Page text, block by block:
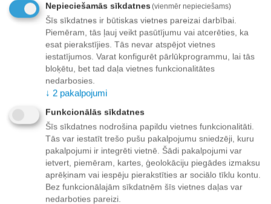
Apraksts
Leonardo Kitten GF 7,5 kg
Kaķenem līdz viena gada vecumam. Arī barojošam un grūsnām
kaķienem.
Sastāvs : Svaigā mājputnu gaļa 30%, mājputnu gaļas proteīns
pazeminātu pelnu saturu, žavēts 24% , amarants 40%,
kartupeļu ciete, putnugaļas tauki, zirņu milti, makreļu gaļa
5%,mājputnu aknas, hidrolizētas, jūras zooplanktons, drupinātas
(krila) 2,5%,alus raugs, žāvētas 2,5%,zivju milti no jūras zivis,
olas,žāvētas , cia seklas 1,3% Drupināti ceratonijas augļi,
žāvēts, kālija hlorīds, cigorinu inulīns.
Nepieciešamās sīkdatnes (vienmēr nepieciešams)
Šīs sīkdatnes ir būtiskas vietnes pareizai darbībai.
Piemēram, tās ļauj veikt pasūtījumu vai atcerēties, ka
esat pierakstījies. Tās nevar atspējot vietnes
iestatījumos. Varat konfigurēt pārlūkprogrammu, lai tās
bloķētu, bet tad daļa vietnes funkcionalitātes
nedarbosies.
↓ 2 pakalpojumi
Funkcionālās sīkdatnes
Šīs sīkdatnes nodrošina papildu vietnes funkcionalitāti.
Tās var iestatīt trešo pušu pakalpojumu sniedzēji, kuru
pakalpojumi ir integrēti vietnē. Šādi pakalpojumi var
ietvert, piemēram, kartes, ģeolokāciju piegādes izmaksu
aprēķinam vai iespēju pierakstīties ar sociālo tīklu kontu.
Bez funkcionālajām sīkdatnēm šīs vietnes daļas var
nedarboties pareizi.